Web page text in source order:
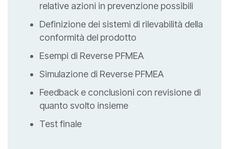
relative azioni in prevenzione possibili
Definizione dei sistemi di rilevabilità della
conformità del prodotto
Esempi di Reverse PFMEA
Simulazione di Reverse PFMEA
Feedback e conclusioni con revisione di
quanto svolto insieme
Test finale